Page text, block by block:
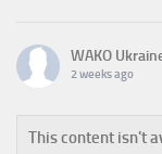
WAKO
2 weeks ago
This content isn't